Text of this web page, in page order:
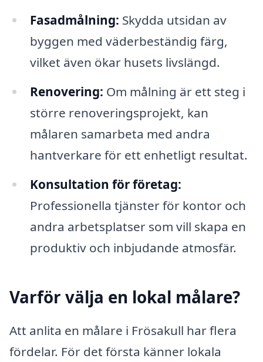
Fasadmålning: Skydda utsidan av
byggen med väderbeständig färg,
vilket även ökar husets livslängd.
Renovering: Om målning är ett steg i
större renoveringsprojekt, kan
målaren samarbeta med andra
hantverkare för ett enhetligt resultat.
Konsultation för företag:
Professionella tjänster för kontor och
andra arbetsplatser som vill skapa en
produktiv och inbjudande atmosfär.
Varför välja en lokal målare?
Att anlita en målare i Frösakull har flera
fördelar. För det första känner lokala